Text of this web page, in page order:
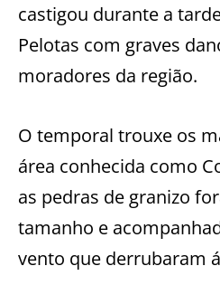
castigou durante a
Pelotas com graves
moradores da região.
O temporal trouxe os
área conhecida como
as pedras de granizo
tamanho e
vento que derrubaram